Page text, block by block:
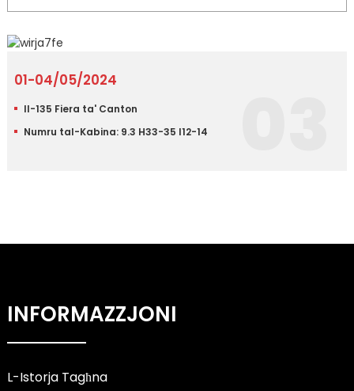
01-04/05/2024
Il-135 Fiera ta' Canton
Numru tal-Kabina: 9.3 H33-35 I12-14
INFORMAZZJONI
L-Istorja Tagħna